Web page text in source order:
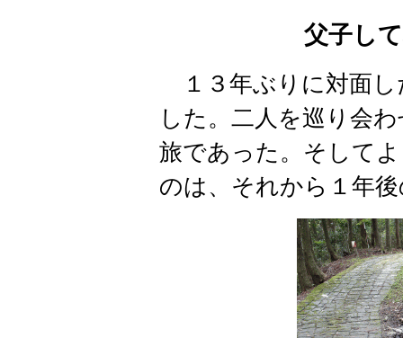
父子し
１３年ぶりに対面し
した。二人を巡り会
旅であった。そして
のは、それから１年